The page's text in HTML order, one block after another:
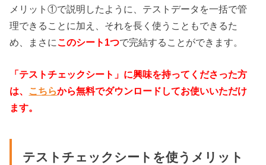
メリット①で説明したように、テストデータを一括で管
理できることに加え、それを長く使うこともできるた
め、まさにこのシート1つで完結することができます。
「テストチェックシート」に興味を持ってくださった方
は、 こちらから無料でダウンロードしてお使いいただけ
ます。
テストチェックシートを使うメリット